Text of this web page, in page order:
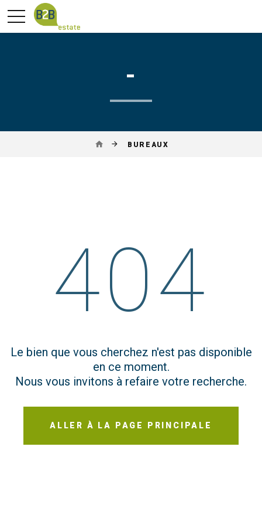
-
BUREAUX
404
Le bien que vous cherchez n'est pas disponible
en ce moment.
Nous vous invitons à refaire votre recherche.
ALLER À LA PAGE PRINCIPALE